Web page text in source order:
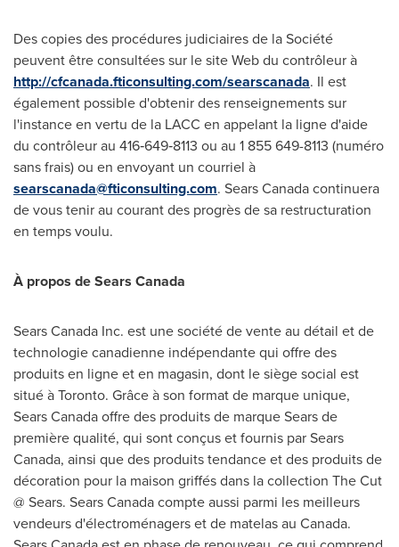
Des copies des procédures judiciaires de la Société
peuvent être consultées sur le site Web du contrôleur à
http://cfcanada.fticonsulting.com/searscanada. Il est
également possible d'obtenir des renseignements sur
l'instance en vertu de la LACC en appelant la ligne d'aide
du contrôleur au 416‑649‑8113 ou au 1 855 649-8113 (numéro
sans frais) ou en envoyant un courriel à
searscanada@fticonsulting.com. Sears Canada continuera
de vous tenir au courant des progrès de sa restructuration
en temps voulu.
À propos de Sears Canada
Sears Canada Inc. est une société de vente au détail et de
technologie canadienne indépendante qui offre des
produits en ligne et en magasin, dont le siège social est
situé àToronto. Grâce à son format de marque unique,
Sears Canada offre des produits de marque Sears de
première qualité, qui sont conçus etfournis par Sears
Canada, ainsi que des produits tendance et des produits de
décoration pour la maison griffés dans la collection The Cut
@ Sears. Sears Canada compte aussi parmi les meilleurs
vendeurs d'électroménagers et de matelas au Canada.